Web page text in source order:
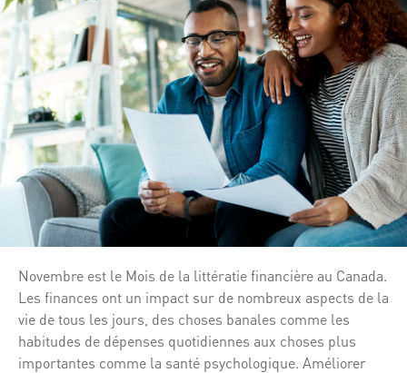
Novembre est le Mois de la littératie financière au Canada.
Les finances ont un impact sur de nombreux aspects de la
vie de tous les jours, des choses banales comme les
habitudes de dépenses quotidiennes aux choses plus
importantes comme la santé psychologique. Améliorer